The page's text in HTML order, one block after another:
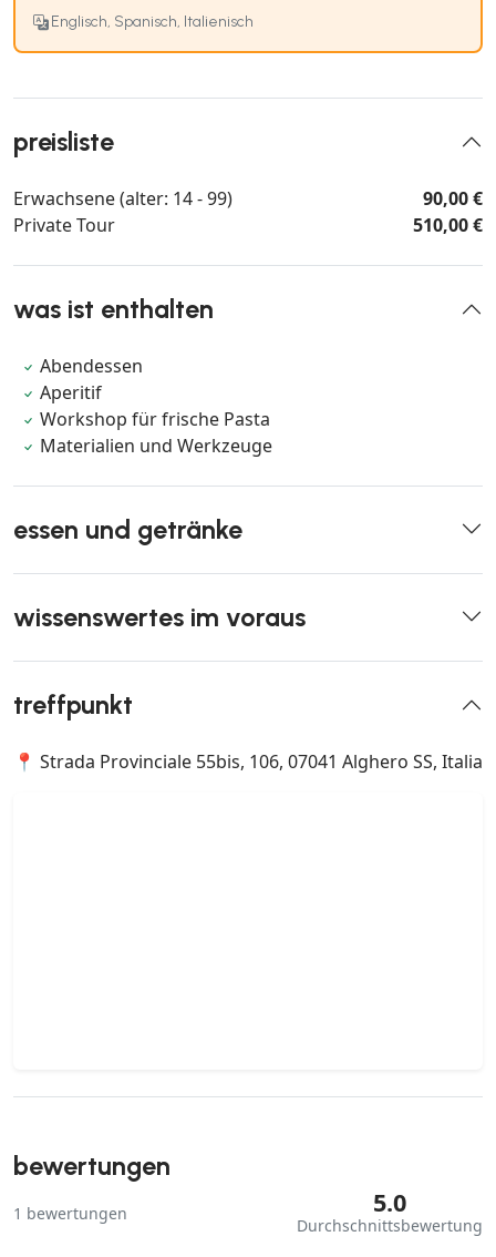
Englisch, Spanisch, Italienisch
preisliste
Erwachsene (alter: 14 - 99)
90,00 €
Private Tour
510,00 €
was ist enthalten
Abendessen
Aperitif
Workshop für frische Pasta
Materialien und Werkzeuge
essen und getränke
wissenswertes im voraus
treffpunkt
📍 Strada Provinciale 55bis, 106, 07041 Alghero SS, Italia
bewertungen
1 bewertungen 5.0
Durchschnittsbewertung